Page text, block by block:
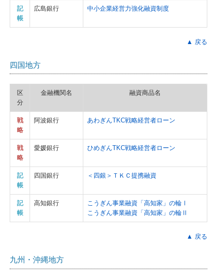
記
帳
広島銀行 中小企業経営力強化融資制度
▲ 戻る
四国地方
区
分
金融機関名 融資商品名
戦
略
阿波銀行 あわぎんTKC戦略経営者ローン
戦
略
愛媛銀行 ひめぎんTKC戦略経営者ローン
記
帳
四国銀行 ＜四銀＞ＴＫＣ提携融資
記
帳
高知銀行
こうぎん事業融資「高知家」の輪Ⅰ
こうぎん事業融資「高知家」の輪Ⅱ
▲ 戻る
九州・沖縄地方